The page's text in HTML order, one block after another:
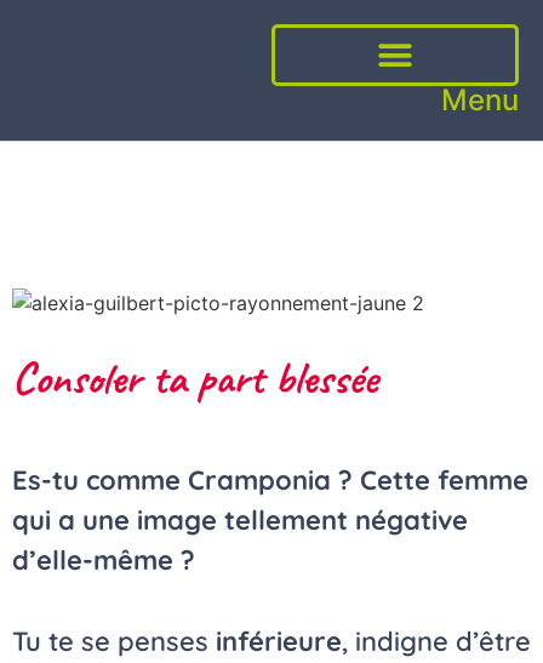
Menu
Consoler ta part blessée
Es-tu comme Cramponia ? Cette femme
qui a une image tellement négative
d’elle-même ?
Tu te se penses inférieure, indigne d’être